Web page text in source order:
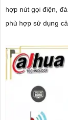
hợp nút gọi điện,
phù hợp sử dụng